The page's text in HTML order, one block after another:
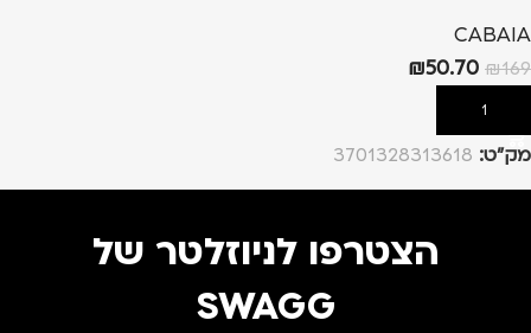
CABAIA
₪169
₪50.70
הוספה לסל
מק”ט: 3701328313618
הצטרפו לניוזלטר של
SWAGG